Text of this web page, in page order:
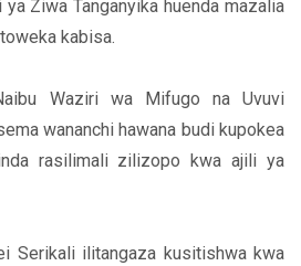
Ziwa Tanganyika huenda mazalia
kabisa.
Waziri wa Mifugo na Uvuvi
wananchi hawana budi kupokea
rasilimali zilizopo kwa ajili ya
Serikali ilitangaza kusitishwa kwa